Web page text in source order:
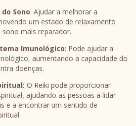
Sono: Ajudar a melhorar a
um estado de relaxamento
mais reparador.
Imunológico: Pode ajudar a
aumentando a capacidade do
doenças.
O Reiki pode proporcionar
ajudando as pessoas a lidar
e a encontrar um sentido de